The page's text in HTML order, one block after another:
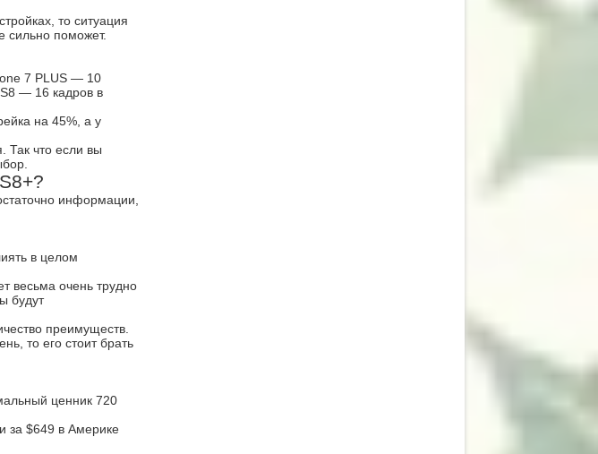
то ситуация
сильно поможет.
7 PLUS — 10
— 16 кадров в
на 45%, а у
Так что если вы
информации,
в целом
весьма очень трудно
будут
преимуществ.
то его стоит брать
ценник 720
за $649 в Америке